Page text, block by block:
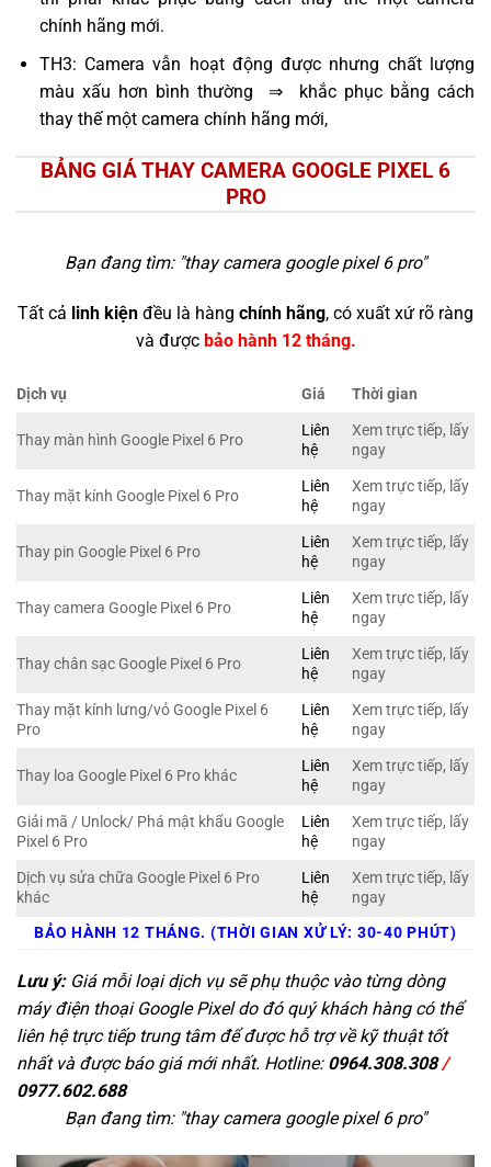
chính hãng mới.
TH3: Camera vẫn hoạt động được nhưng chất lượng
màu xấu hơn bình thường ⇒ khắc phục bằng cách
thay thế một camera chính hãng mới,
BẢNG GIÁ THAY CAMERA GOOGLE PIXEL 6
PRO
Bạn đang tìm: "thay camera google pixel 6 pro"
Tất cả linh kiện đều là hàng chính hãng, có xuất xứ rõ ràng
và được bảo hành 12 tháng.
Dịch vụ Giá Thời gian
Thay màn hình Google Pixel 6 Pro
Liên
hệ
Xem trực tiếp, lấy
ngay
Thay mặt kính Google Pixel 6 Pro
Liên
hệ
Xem trực tiếp, lấy
ngay
Thay pin Google Pixel 6 Pro
Liên
hệ
Xem trực tiếp, lấy
ngay
Thay camera Google Pixel 6 Pro
Liên
hệ
Xem trực tiếp, lấy
ngay
Thay chân sạc Google Pixel 6 Pro
Liên
hệ
Xem trực tiếp, lấy
ngay
Thay mặt kính lưng/vỏ Google Pixel 6
Pro
Liên
hệ
Xem trực tiếp, lấy
ngay
Thay loa Google Pixel 6 Pro khác
Liên
hệ
Xem trực tiếp, lấy
ngay
Giải mã / Unlock/ Phá mật khẩu Google
Pixel 6 Pro
Liên
hệ
Xem trực tiếp, lấy
ngay
Dịch vụ sửa chữa Google Pixel 6 Pro
khác
Liên
hệ
Xem trực tiếp, lấy
ngay
BẢO HÀNH 12 THÁNG. (THỜI GIAN XỬ LÝ: 30-40 PHÚT)
Lưu ý:Giá mỗi loại dịch vụ sẽ phụ thuộc vào từng dòng
máy điện thoại Google Pixel do đó quý khách hàng có thể
liên hệ trực tiếp trung tâm để được hỗ trợ về kỹ thuật tốt
nhất và được báo giá mới nhất. Hotline: 0964.308.308/
0977.602.688
Bạn đang tìm: "thay camera google pixel 6 pro"